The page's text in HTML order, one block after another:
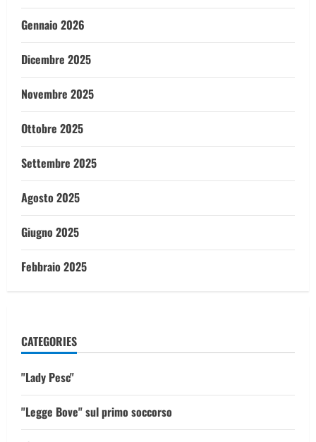
Gennaio 2026
Dicembre 2025
Novembre 2025
Ottobre 2025
Settembre 2025
Agosto 2025
Giugno 2025
Febbraio 2025
CATEGORIES
"Lady Pesc"
"Legge Bove" sul primo soccorso